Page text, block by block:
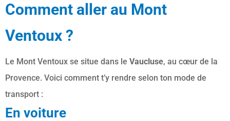
Comment aller au Mont
Ventoux ?
Le Mont Ventoux se situe dans le Vaucluse, au cœur de la
Provence. Voici comment t’y rendre selon ton mode de
transport :
En voiture